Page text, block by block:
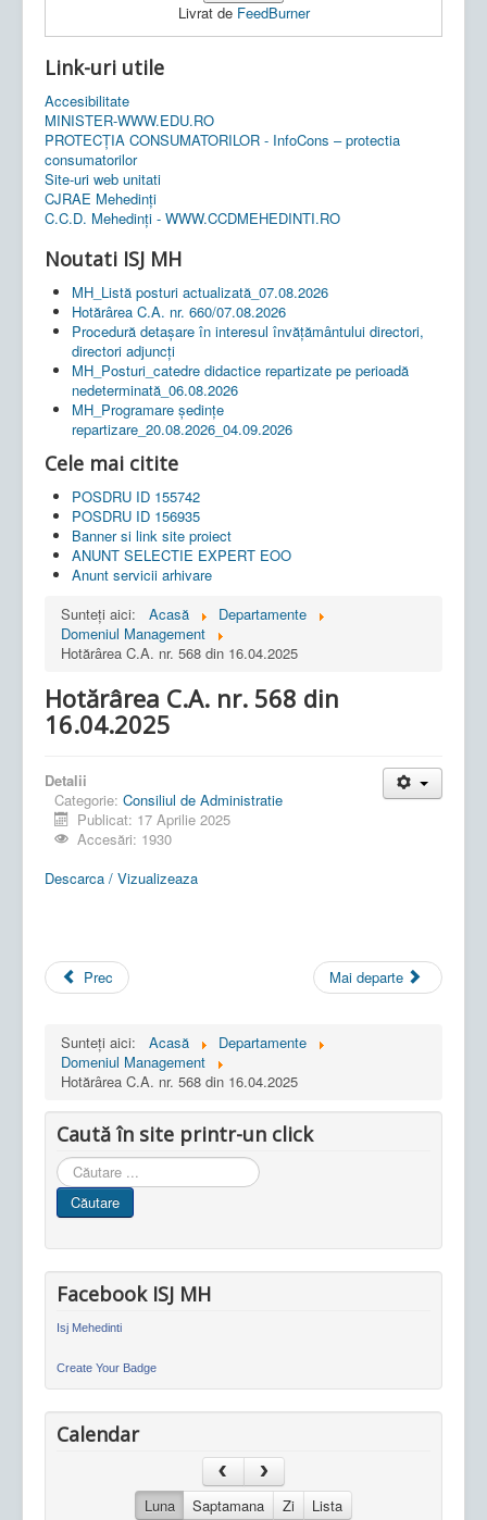
Livrat de FeedBurner
Link-uri utile
Accesibilitate
MINISTER-WWW.EDU.RO
PROTECȚIA CONSUMATORILOR - InfoCons – protectia
consumatorilor
Site-uri web unitati
CJRAE Mehedinți
C.C.D. Mehedinţi - WWW.CCDMEHEDINTI.RO
Noutati ISJ MH
MH_Listă posturi actualizată_07.08.2026
Hotărârea C.A. nr. 660/07.08.2026
Procedură detașare în interesul învățământului directori,
directori adjuncți
MH_Posturi_catedre didactice repartizate pe perioadă
nedeterminată_06.08.2026
MH_Programare ședințe
repartizare_20.08.2026_04.09.2026
Cele mai citite
POSDRU ID 155742
POSDRU ID 156935
Banner si link site proiect
ANUNT SELECTIE EXPERT EOO
Anunt servicii arhivare
Sunteți aici:
Acasă
Departamente
Domeniul Management
Hotărârea C.A. nr. 568 din 16.04.2025
Hotărârea C.A. nr. 568 din
16.04.2025
Detalii
Categorie: Consiliul de Administratie
Publicat: 17 Aprilie 2025
Accesări: 1930
Descarca / Vizualizeaza
Prec Mai departe
Sunteți aici: Acasă
Departamente
Domeniul Management
Hotărârea C.A. nr. 568 din 16.04.2025
Caută în site printr-un click
Cauta
in
site
Căutare
Facebook ISJ MH
Isj Mehedinti
Create Your Badge
Calendar
Luna Saptamana Zi Lista